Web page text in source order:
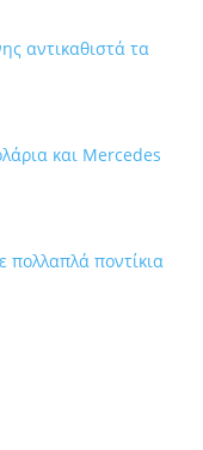
αντικαθιστά τα
και Mercedes
πολλαπλά ποντίκια